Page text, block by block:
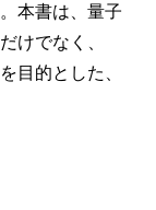
本書は、量子
けでなく、
目的とした、